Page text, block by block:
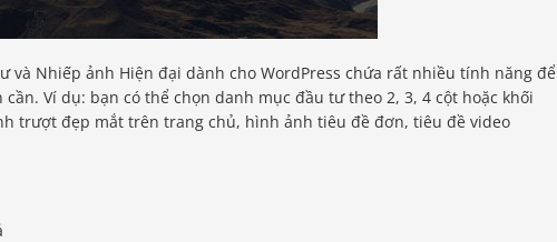
và Nhiếp ảnh Hiện đại dành cho WordPress chứa rất nhiều tính năng để
Ví dụ: bạn có thể chọn danh mục đầu tư theo 2, 3, 4 cột hoặc khối
trượt đẹp mắt trên trang chủ, hình ảnh tiêu đề đơn, tiêu đề video